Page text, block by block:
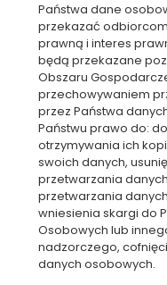
Państwa dane
przekazać
prawną i interes
będą przekazane
Obszaru
przechowywaniem
przez Państwa
Państwu prawo do:
otrzymywania ich
swoich danych,
przetwarzania
przetwarzania
wniesienia skargi do
Osobowych lub
nadzorczego,
danych osobowych.